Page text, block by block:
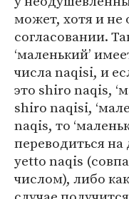
может, хотя и не
согласовании.
‘маленький’
числа naqisi, и
это shiro naqis,
shiro naqisi,
naqis, то
переводиться
yetto naqis
числом), либо